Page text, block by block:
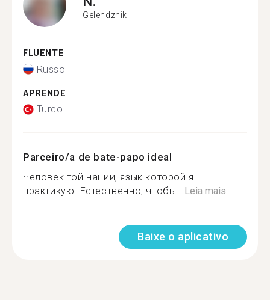
Gelendzhik
FLUENTE
Russo
APRENDE
Turco
Parceiro/a de bate-papo ideal
Человек той нации, язык которой я
практикую. Естественно, чтобы...Leia mais
Baixe o aplicativo